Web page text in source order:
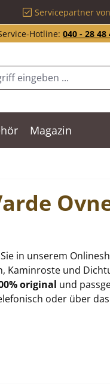
Servicepartner
Hotline: 040 - 28 48
Magazin
in unserem
Kaminroste und
original und
oder über